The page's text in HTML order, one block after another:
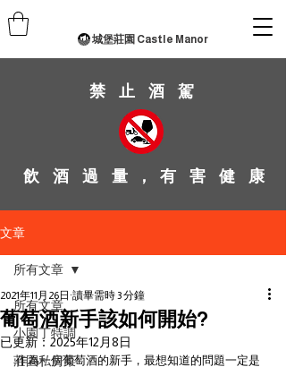
城堡莊園 Castle Manor
禁 止 酒 駕
飲 酒 過 量 ， 有 害 健 康
文章
所有文章
小園丁特調
莊園私房菜
所有文章
葡萄酒新手該如何開始?
2021年11月26日 讀畢需時 3 分鐘
已更新： 2025年12月8日
作為一個葡萄酒的新手，最想知道的問題一定是